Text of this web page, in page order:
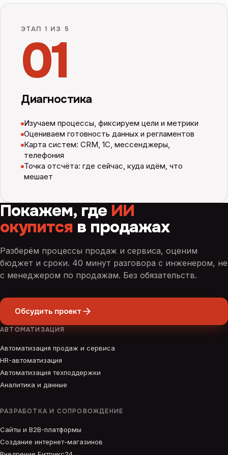
ЭТАП 1 ИЗ 5
01
Диагностика
Изучаем процессы, фиксируем цели и метрики
Оцениваем готовность данных и регламентов
Карта систем: CRM, 1С, мессенджеры,
телефония
Точка отсчёта: где сейчас, куда идём, что
мешает
Покажем, где ИИ
окупится в продажах
Разберём процессы продаж и сервиса, оценим
бюджет и сроки. 40 минут разговора с инженером, не
с менеджером по продажам. Без обязательств.
Обсудить проект
АВТОМАТИЗАЦИЯ
Автоматизация продаж и сервиса
HR-автоматизация
Автоматизация техподдержки
Аналитика и данные
РАЗРАБОТКА И СОПРОВОЖДЕНИЕ
Сайты и B2B-платформы
Создание интернет-магазинов